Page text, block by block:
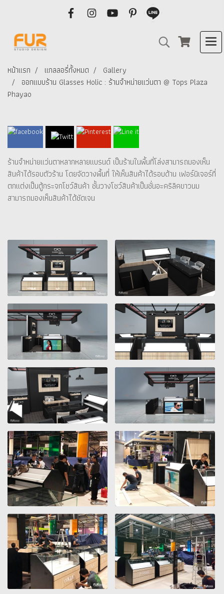
หน้าแรก แกลลอรี่ทั้งหมด
Gallery
ออกแบบร้าน Glasses Holic : ร้านจำหน่ายแว่นตา @ Tops Plaza
Phayao
ร้านจำหน่ายแว่นตาหลากหลายแบรนด์ เป็นร้านในพื้นที่โล่งสามารถมองเห็น
สินค้าได้รอบตัวร้าน โดยจัดวางพื้นที่ ให้เห็นสินค้าได้รอบด้าน เฟอร์นิเจอร์ที่
ตกแต่งเป็นตู้กระจกโชว์สินค้า ชั้นวางโชว์สินค้าเป็นชั่นอะคริลิคขาวนม
สามารถมองเห็นสินค้าได้ชัดเจน